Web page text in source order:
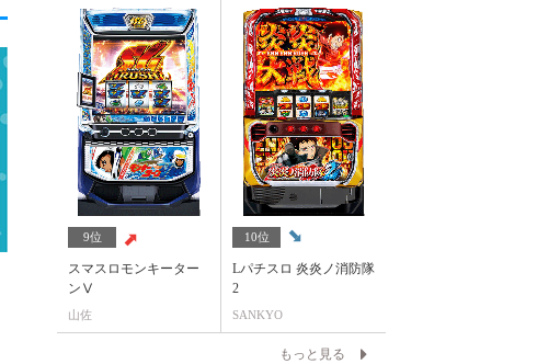
9位
スマスロモンキーター
ンⅤ
山佐
10位
Lパチスロ 炎炎ノ消防隊
2
SANKYO
もっと見る